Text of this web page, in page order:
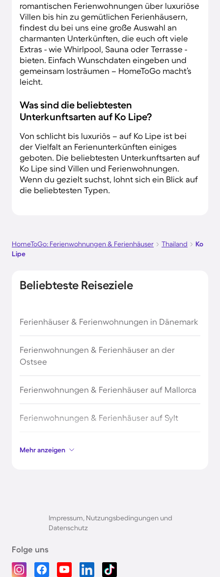
romantischen Ferienwohnungen über luxuriöse
Villen bis hin zu gemütlichen Ferienhäusern,
findest du bei uns eine große Auswahl an
charmanten Unterkünften, die euch oft viele
Extras - wie Whirlpool, Sauna oder Terrasse -
bieten. Einfach Wunschdaten eingeben und
gemeinsam losträumen – HomeToGo macht’s
leicht.
Was sind die beliebtesten
Unterkunftsarten auf Ko Lipe?
Von schlicht bis luxuriös – auf Ko Lipe ist bei
der Vielfalt an Ferienunterkünften einiges
geboten. Die beliebtesten Unterkunftsarten auf
Ko Lipe sind Villen und Ferienwohnungen.
Wenn du gezielt suchst, lohnt sich ein Blick auf
die beliebtesten Typen.
HomeToGo: Ferienwohnungen & Ferienhäuser Thailand
Ko
Lipe
Beliebteste Reiseziele
Ferienhäuser & Ferienwohnungen in Dänemark
Ferienwohnungen & Ferienhäuser an der
Ostsee
Ferienwohnungen & Ferienhäuser auf Mallorca
Ferienwohnungen & Ferienhäuser auf Sylt
Ferienwohnungen & Ferienhäuser auf Borkum
Ferienwohnungen & Ferienhäuser am
Bodensee
Ferienwohnungen & Ferienhäuser auf Rügen
Mehr anzeigen
Impressum, Nutzungsbedingungen und
Datenschutz
Folge uns